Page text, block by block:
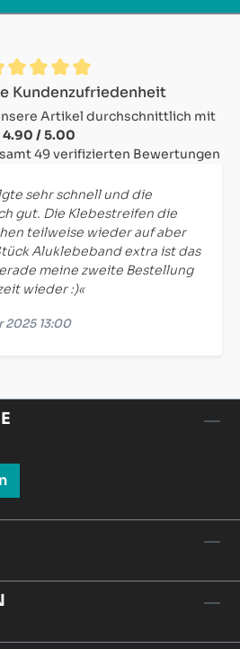
von 4.9 von 5 Sternen
Kundenzufriedenheit
Artikel durchschnittlich mit
4.90 / 5.00
49 verifizierten Bewertungen
sehr schnell und die
gut. Die Klebestreifen die
teilweise wieder auf aber
Aluklebeband extra ist das
meine zweite Bestellung
wieder :)«
2025 13:00